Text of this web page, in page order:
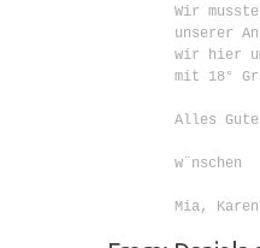
Wir
unserer
wir hier
mit 18°
Alles
        w¨nschen
Mia,